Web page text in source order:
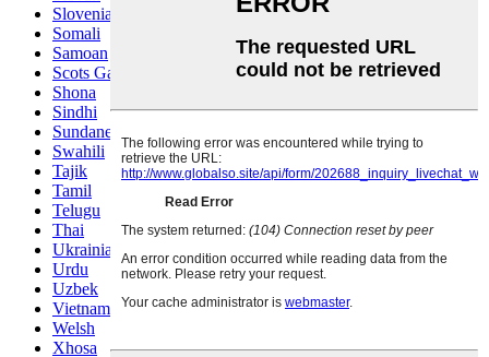
Slovenian
Somali
Samoan
Scots Gaelic
Shona
Sindhi
Sundanese
Swahili
Tajik
Tamil
Telugu
Thai
Ukrainian
Urdu
Uzbek
Vietnamese
Welsh
Xhosa